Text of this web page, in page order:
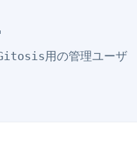
用の管理ユーザ